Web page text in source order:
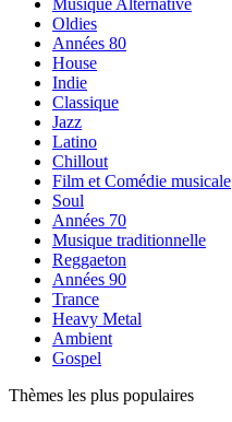
Musique Alternative
Oldies
Années 80
House
Indie
Classique
Jazz
Latino
Chillout
Film et Comédie musicale
Soul
Années 70
Musique traditionnelle
Reggaeton
Années 90
Trance
Heavy Metal
Ambient
Gospel
Thèmes les plus populaires